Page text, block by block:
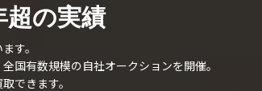
超の実績
す。
国有数規模の自社オークションを開催。
できます。